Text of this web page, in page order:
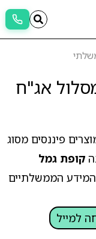
אג"ח
פיננסים מסוג
קופת גמל
הממשלתיים
למייל